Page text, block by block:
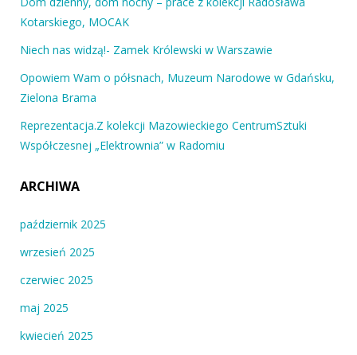
Kotarskiego, MOCAK
Niech nas widzą!- Zamek Królewski w Warszawie
Opowiem Wam o półsnach, Muzeum Narodowe w Gdańsku,
Zielona Brama
Reprezentacja.Z kolekcji Mazowieckiego CentrumSztuki
Współczesnej „Elektrownia” w Radomiu
ARCHIWA
październik 2025
wrzesień 2025
czerwiec 2025
maj 2025
kwiecień 2025